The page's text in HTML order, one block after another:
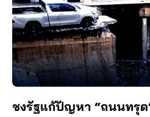
ชงรัฐแก้ปัญหา “ถนนทรุด